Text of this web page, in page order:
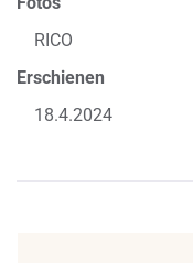
RICO
Erschienen
18.4.2024